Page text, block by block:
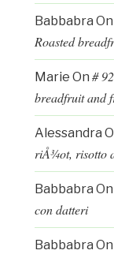
Babbabra On
Roasted
Marie On #
breadfruit and
Alessandra
riÅ¾ot, risotto
Babbabra On
con datteri
Babbabra On